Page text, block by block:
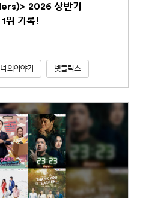
2026 상반기
위 기록!
의이야기 넷플릭스